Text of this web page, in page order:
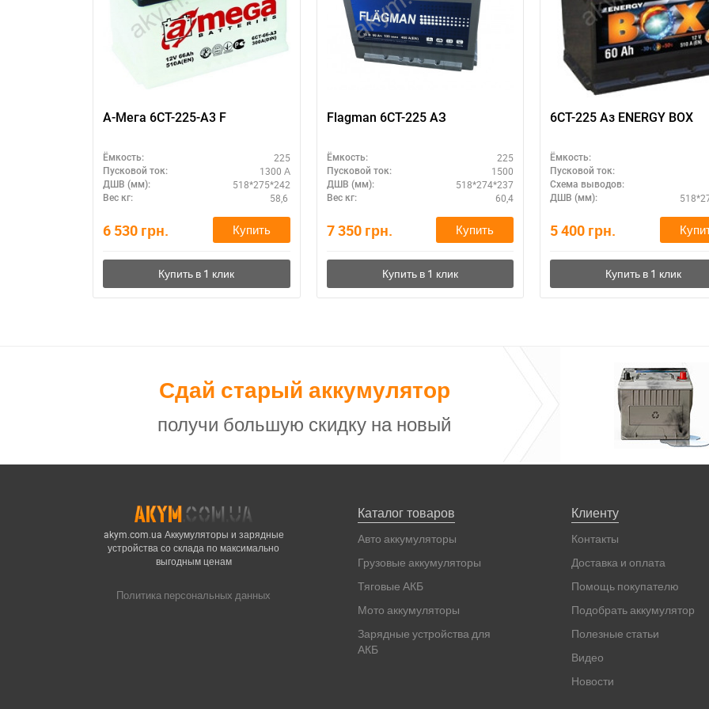
А-Мега 6СТ-225-А3 F
Ёмкость: 225
Пусковой ток: 1300 А
ДШВ (мм): 518*275*242
Вес кг: 58,6
6 530 грн. Купить
Flagman 6CT-225 АЗ
Ёмкость: 225
Пусковой ток: 1500
ДШВ (мм): 518*274*237
Вес кг: 60,4
7 350 грн. Купить
6СТ-225 Аз ENERGY BOX
Ёмкость:
Пусковой ток:
Схема выводов:
ДШВ (мм):
5 400 грн.
Сдай старый аккумулятор
получи большую скидку на новый
akym.com.ua Аккумуляторы и зарядные
устройства со склада по максимально
выгодным ценам
Политика персональных данных
Каталог товаров
Авто аккумуляторы
Грузовые аккумуляторы
Тяговые АКБ
Мото аккумуляторы
Зарядные устройства для
АКБ
Клиенту
Контакты
Доставка и оплата
Помощь покупателю
Подобрать аккумулятор
Полезные статьи
Видео
Новости